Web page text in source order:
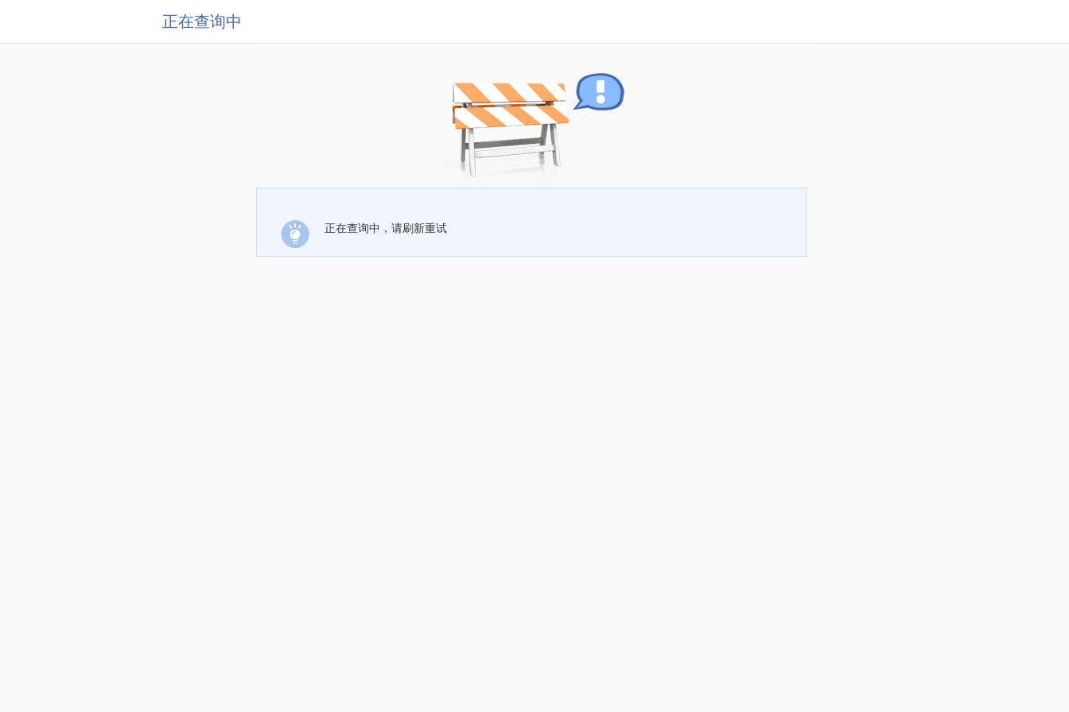
正在查询中
正在查询中，请刷新重试